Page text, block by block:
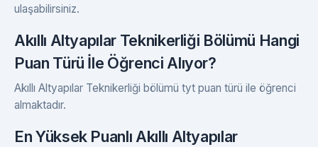
ulaşabilirsiniz.
Akıllı Altyapılar Teknikerliği Bölümü Hangi
Puan Türü İle Öğrenci Alıyor?
Akıllı Altyapılar Teknikerliği bölümü tyt puan türü ile öğrenci
almaktadır.
En Yüksek Puanlı Akıllı Altyapılar